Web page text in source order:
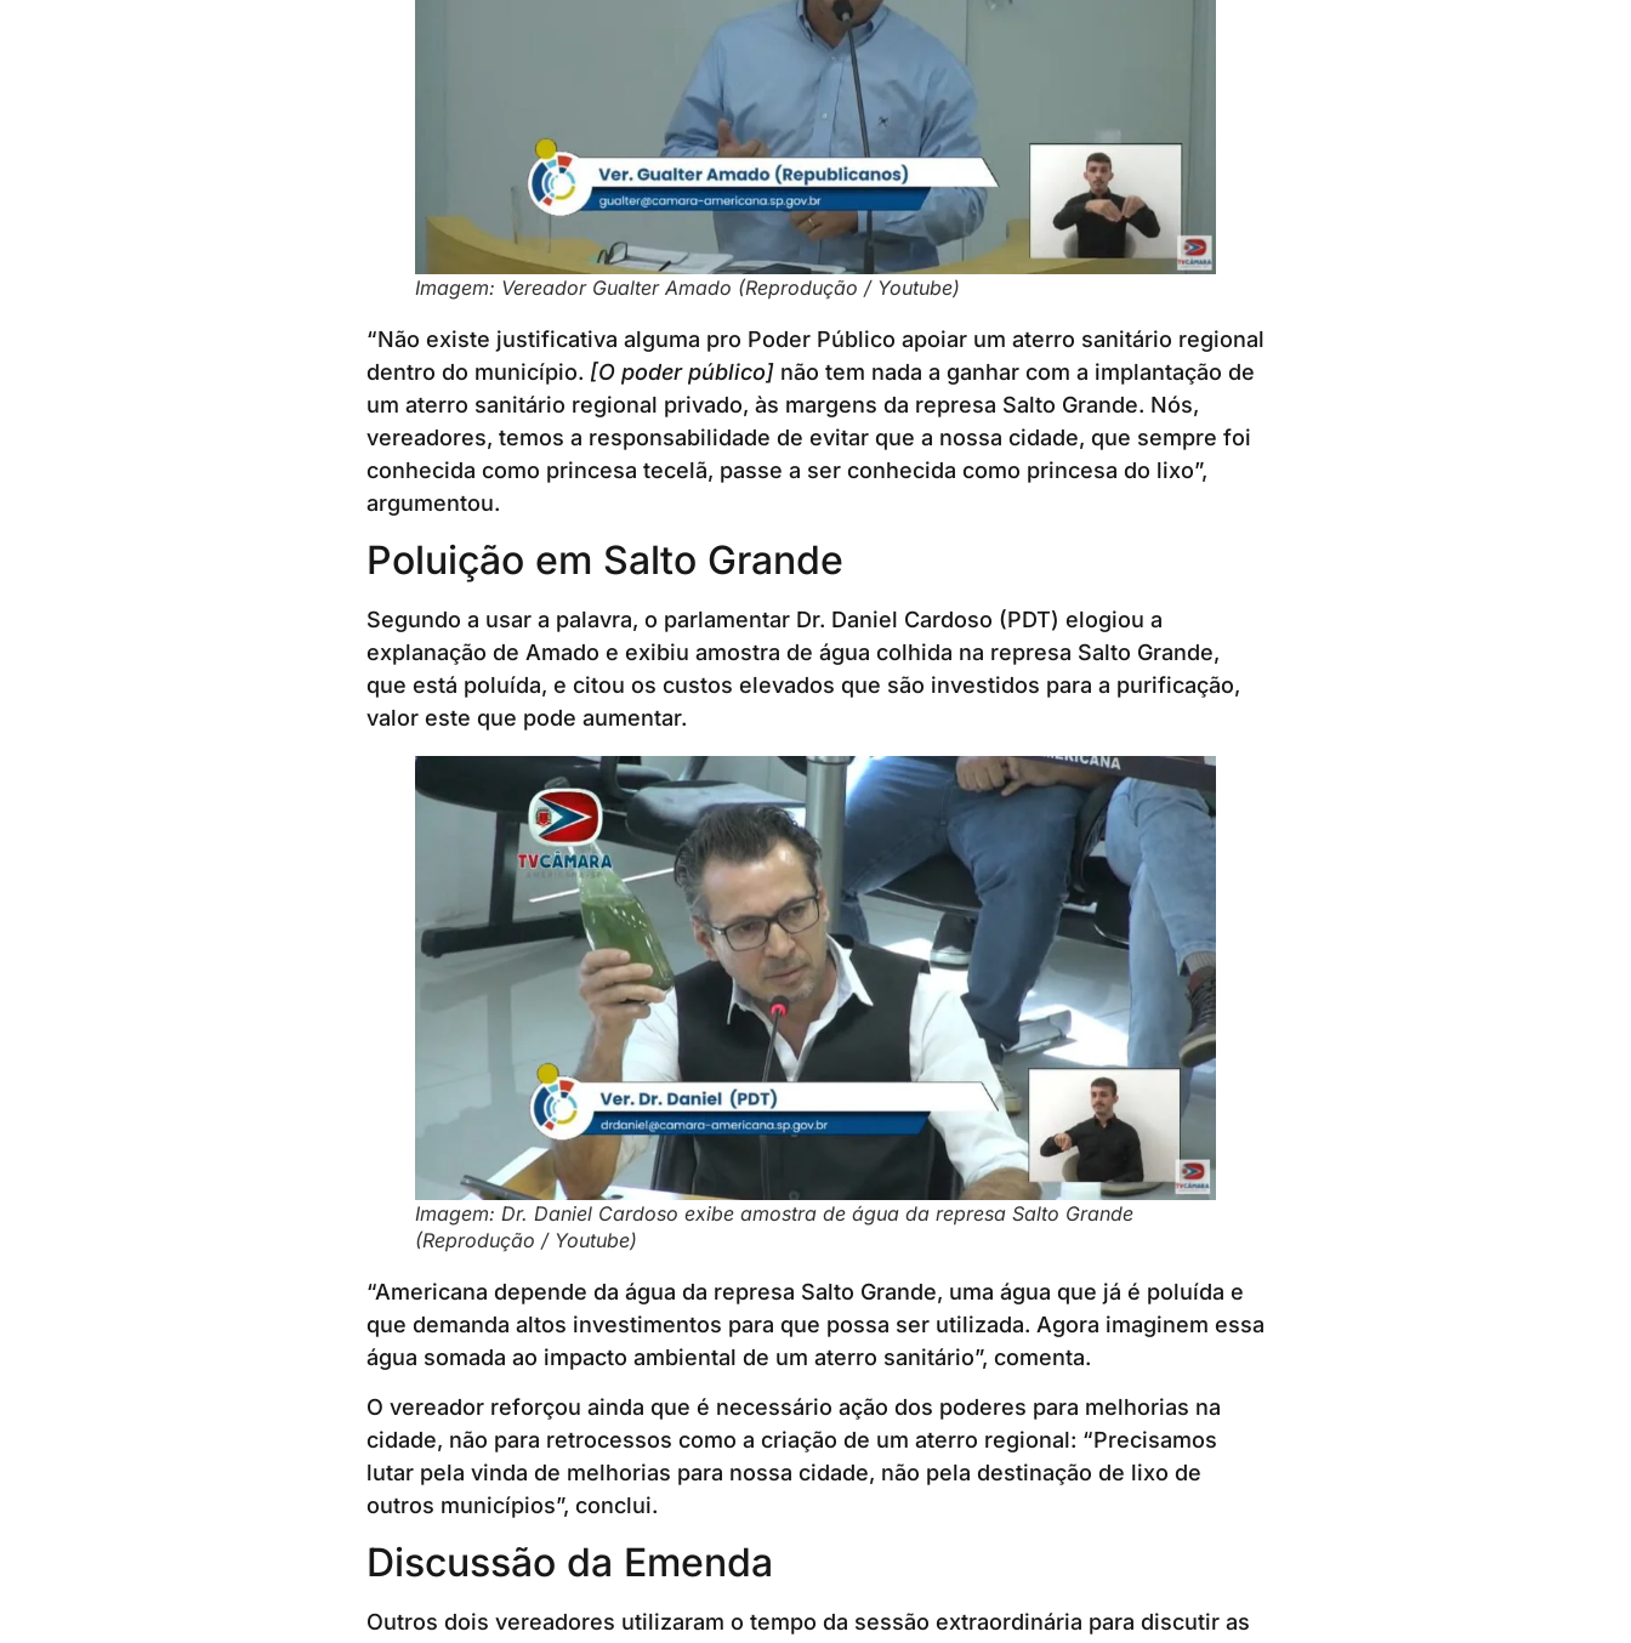
Imagem: Vereador Gualter Amado (Reprodução / Youtube)
“Não existe justificativa alguma pro Poder Público apoiar um aterro sanitário regional
dentro do município. [O poder público]não tem nada a ganhar com a implantação de
um aterro sanitário regional privado, às margens da represa Salto Grande. Nós,
vereadores, temos a responsabilidade de evitar que a nossa cidade, que sempre foi
conhecida como princesa tecelã, passe a ser conhecida como princesa do lixo”,
argumentou.
Poluição em Salto Grande
Segundo a usar a palavra, o parlamentar Dr. Daniel Cardoso (PDT) elogiou a
explanação de Amado e exibiu amostra de água colhida na represa Salto Grande,
que está poluída, e citou os custos elevados que são investidos para a purificação,
valor este que pode aumentar.
Imagem: Dr. Daniel Cardoso exibe amostra de água da represa Salto Grande
(Reprodução / Youtube)
“Americana depende da água da represa Salto Grande, uma água que já é poluída e
que demanda altos investimentos para que possa ser utilizada. Agora imaginem essa
água somada ao impacto ambiental de um aterro sanitário”, comenta.
O vereador reforçou ainda que é necessário ação dos poderes para melhorias na
cidade, não para retrocessos como a criação de um aterro regional: “Precisamos
lutar pela vinda de melhorias para nossa cidade, não pela destinação de lixo de
outros municípios”, conclui.
Discussão da Emenda
Outros dois vereadores utilizaram o tempo da sessão extraordinária para discutir as